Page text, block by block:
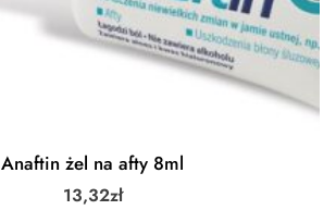
Anaftin żel na afty 8ml
13,32zł